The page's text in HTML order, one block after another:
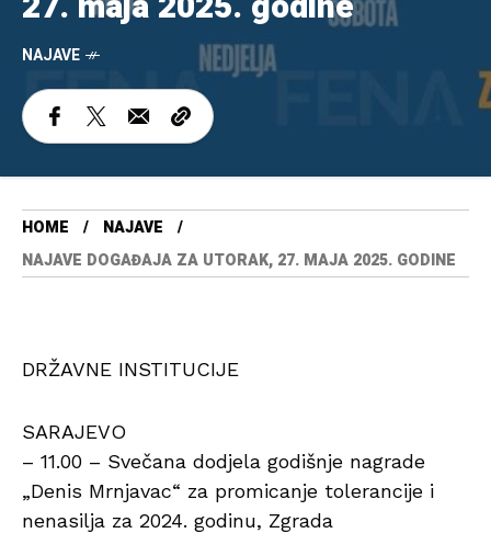
NAJAVE
HOME
NAJAVE
NAJAVE DOGAĐAJA ZA UTORAK, 27. MAJA 2025. GODINE
DRŽAVNE INSTITUCIJE
SARAJEVO
– 11.00 – Svečana dodjela godišnje nagrade
„Denis Mrnjavac“ za promicanje tolerancije i
nenasilja za 2024. godinu, Zgrada